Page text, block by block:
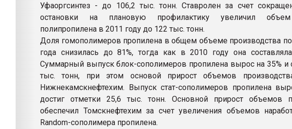
Уфаоргсинтез - до 106,2 тыс. тонн. Ставролен за счет
остановки на плановую профилактику увеличил объем
полипропилена в 2011 году до 122 тыс. тонн.
Доля гомополимеров пропилена в общем объеме производства по
года снизилась до 81%, тогда как в 2010 году она
Суммарный выпуск блок-сополимеров пропилена вырос на 35% и
тыс. тонн, при этом основой прирост объемов
Нижнекамскнефтехим. Выпуск стат-сополимеров пропилена
достиг отметки 25,6 тыс. тонн. Основной прирост объемов
обеспечил Томскнефтехим за счет увеличения объемов
Random-сополимера пропилена.